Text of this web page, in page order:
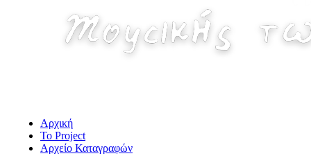
Αρχική
Το Project
Αρχείο Καταγραφών